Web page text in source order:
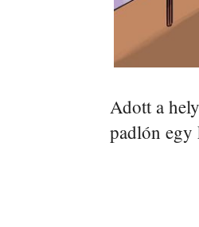
Adott a
padlón egy